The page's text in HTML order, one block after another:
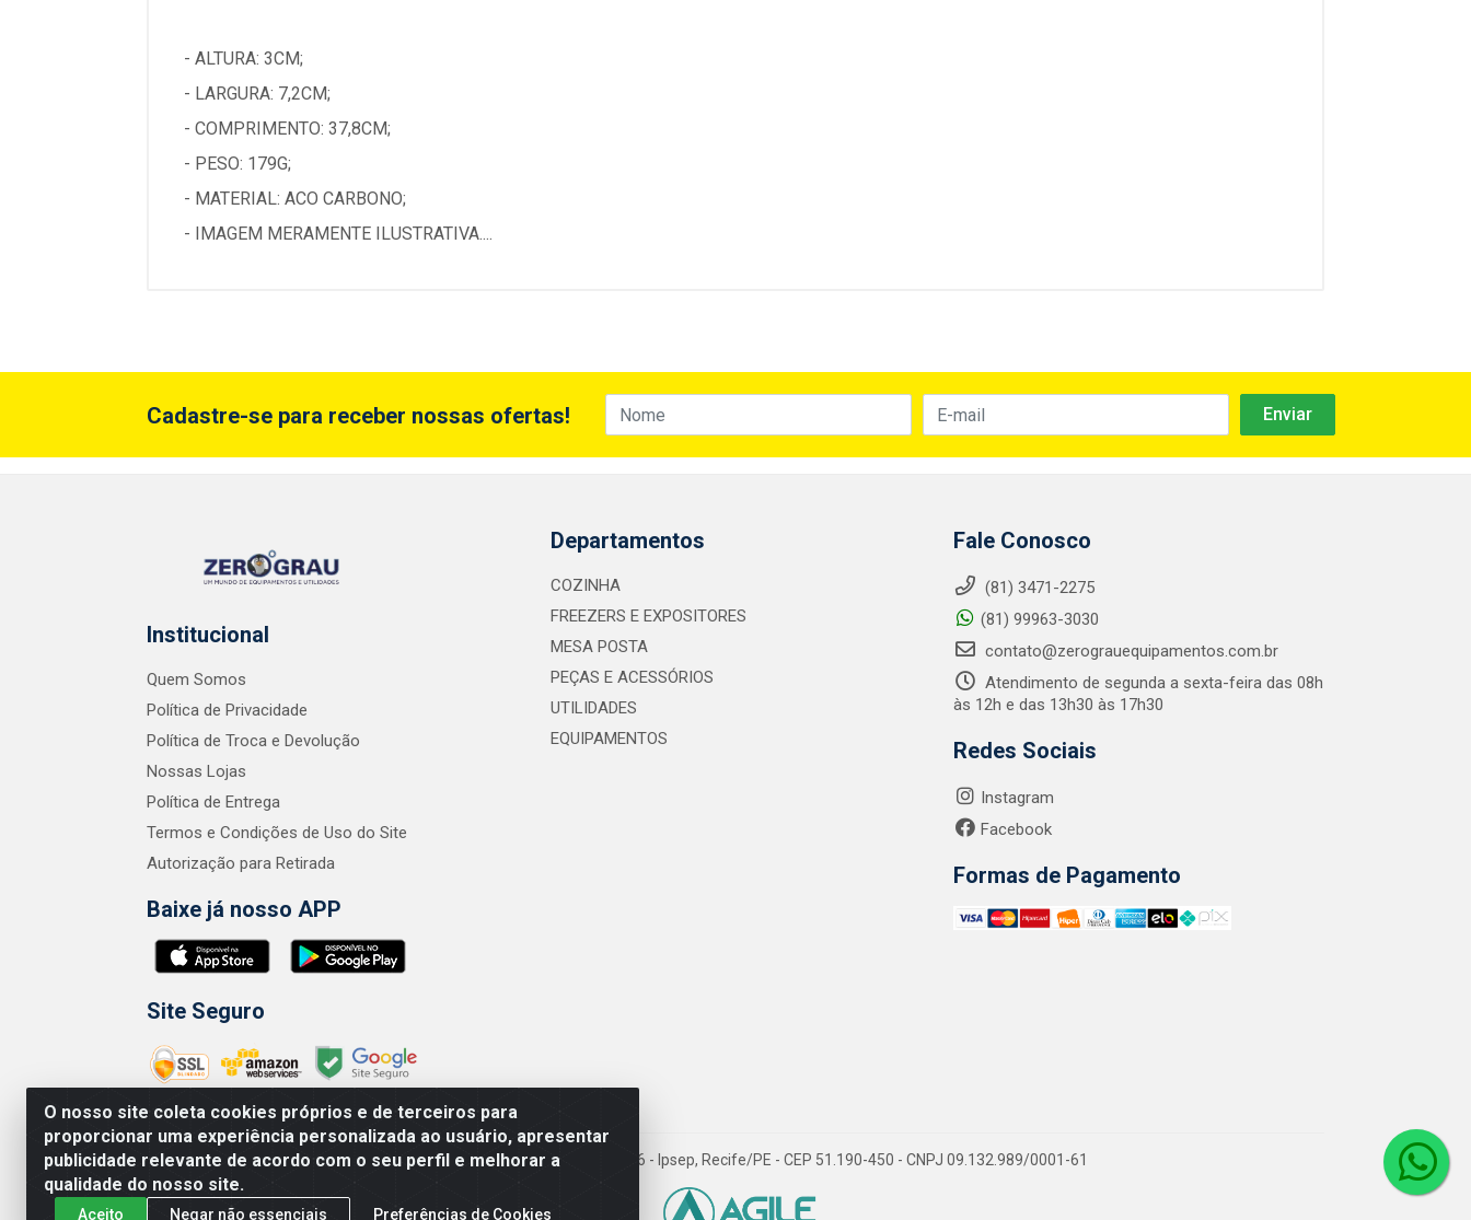
- ALTURA: 3CM;
- LARGURA: 7,2CM;
- COMPRIMENTO: 37,8CM;
- PESO: 179G;
- MATERIAL: ACO CARBONO;
- IMAGEM MERAMENTE ILUSTRATIVA....
O nosso site coleta cookies próprios e de terceiros para
proporcionar uma experiência personalizada ao usuário, apresentar
publicidade relevante de acordo com o seu perfil e melhorar a
qualidade do nosso site.
Aceito Negar não essenciais Preferências de Cookies
Cadastre-se para receber nossas ofertas!
Institucional
Quem Somos
Política de Privacidade
Política de Troca e Devolução
Nossas Lojas
Política de Entrega
Termos e Condições de Uso do Site
Autorização para Retirada
Baixe já nosso APP
Site Seguro
Departamentos
COZINHA
FREEZERS E EXPOSITORES
MESA POSTA
PEÇAS E ACESSÓRIOS
UTILIDADES
EQUIPAMENTOS
Fale Conosco
(81) 3471-2275
(81) 99963-3030
contato@zerograuequipamentos.com.br
Atendimento de segunda a sexta-feira das 08h
às 12h e das 13h30 às 17h30
Redes Sociais
Instagram
Facebook
Formas de Pagamento
Zero Grau - Rua Jean Emile Favre, 746 - Ipsep, Recife/PE - CEP 51.190-450 - CNPJ 09.132.989/0001-61